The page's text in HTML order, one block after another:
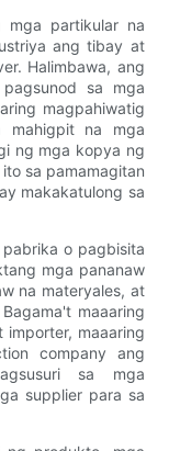
mga partikular na
ang tibay at
Halimbawa, ang
sa mga
magpahiwatig
mahigpit na mga
ng mga kopya ng
sa pamamagitan
makakatulong sa
o pagbisita
mga pananaw
na materyales, at
maaaring
maaaring
company ang
sa mga
supplier para sa